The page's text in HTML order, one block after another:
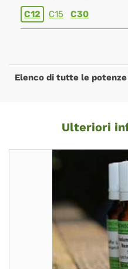
C12 C15 C30
Elenco di tutte le
Ulteriori